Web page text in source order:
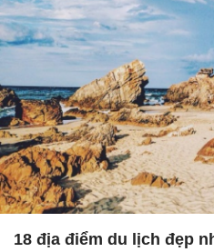
18 địa điểm du lịch đẹp